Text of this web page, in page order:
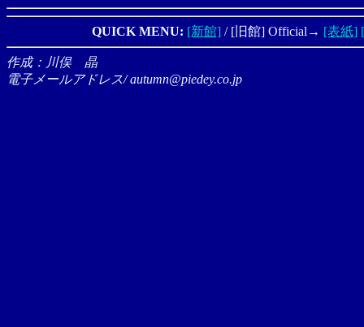
QUICK MENU: [新館] / [旧館] Official→ [表紙]
作成：川俣 晶
電子メールアドレス/ autumn@piedey.co.jp